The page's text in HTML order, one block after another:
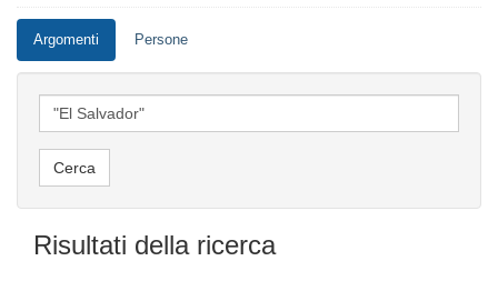
Argomenti Persone
Risultati della ricerca